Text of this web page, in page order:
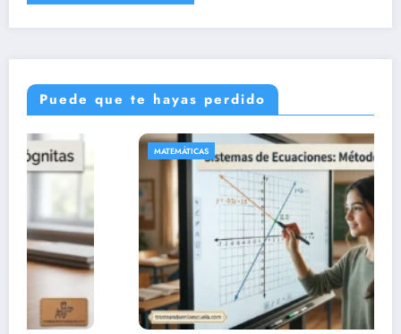
Puede que te hayas perdido
MATEMÁTICAS